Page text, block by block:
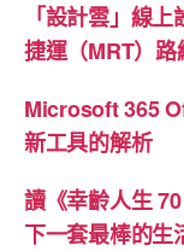
「設計雲」線
捷運（MRT）路
Microsoft 365
新工具的解析
讀《幸齡人生
下一套最棒的生